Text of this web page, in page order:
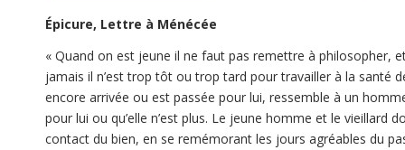
Épicure, Lettre à Ménécée
« Quand on est jeune il ne faut pas remettre à philosopher,
jamais il n’est trop tôt ou trop tard pour travailler à la santé
encore arrivée ou est passée pour lui, ressemble à un
pour lui ou qu’elle n’est plus. Le jeune homme et le vieillard
contact du bien, en se remémorant les jours agréables du